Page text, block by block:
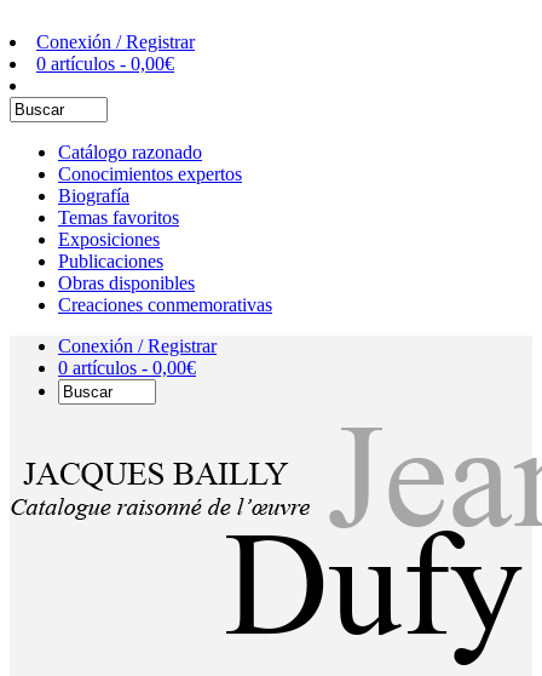
Conexión / Registrar
0 artículos - 0,00€
Catálogo razonado
Conocimientos expertos
Biografía
Temas favoritos
Exposiciones
Publicaciones
Obras disponibles
Creaciones conmemorativas
Conexión / Registrar
0 artículos - 0,00€